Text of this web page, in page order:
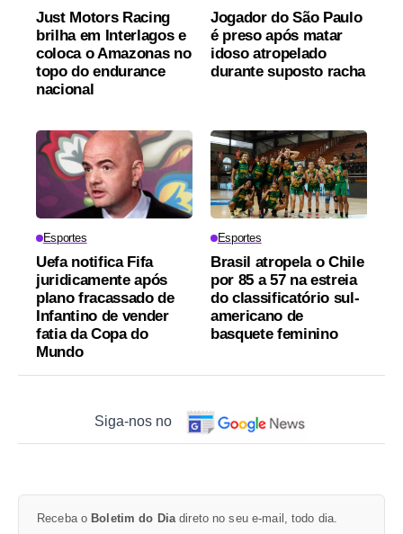
Just Motors Racing
brilha em Interlagos e
coloca o Amazonas no
topo do endurance
nacional
Jogador do São Paulo
é preso após matar
idoso atropelado
durante suposto racha
Esportes
Uefa notifica Fifa
juridicamente após
plano fracassado de
Infantino de vender
fatia da Copa do
Mundo
Esportes
Brasil atropela o Chile
por 85 a 57 na estreia
do classificatório sul-
americano de
basquete feminino
Siga-nos no
Receba o Boletim do Dia direto no seu e-mail, todo dia.